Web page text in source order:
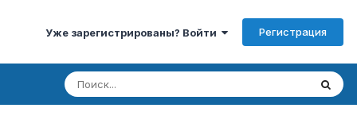
Уже зарегистрированы? Войти Регистрация